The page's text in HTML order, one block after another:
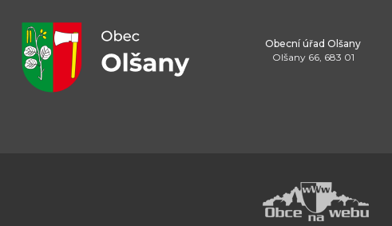
Obecní úřad Olšany
Olšany 66, 683 01